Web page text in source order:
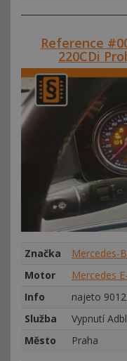
Reference
220CDi
Značka
Mercedes-
Motor
Mercedes
Info
najeto
Služba
Vypnutí
Město
Praha